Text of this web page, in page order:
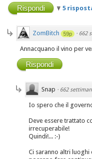
Rispondi 5
ZomBitch 59p · 662
Annacquano il vino per
Rispondi
Snap · 662
Io spero che il
Deve essere trattato
irrecuperabile!
Quindi!... :-)
Ci saranno altri luoghi